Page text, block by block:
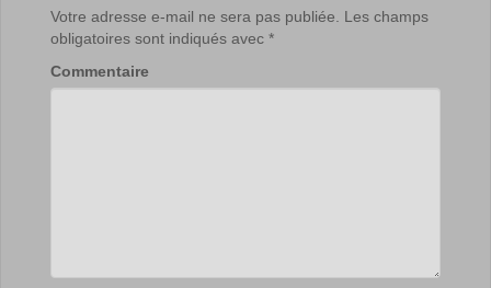
Votre adresse e-mail ne sera pas publiée.
Les champs
obligatoires sont indiqués avec *
Commentaire